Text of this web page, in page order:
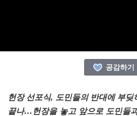
공감하기
헌장 선포식, 도민들의 반대에 부
끝나…헌장을 놓고 앞으로 도민들